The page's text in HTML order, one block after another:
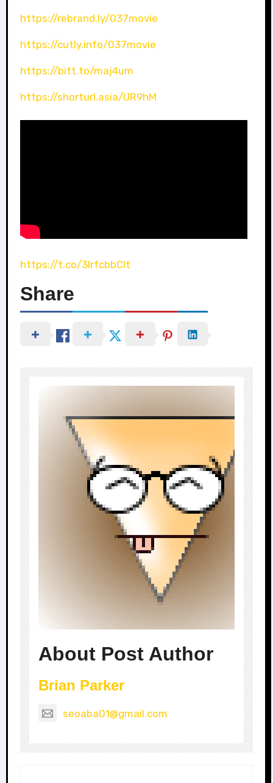
https://rebrand.ly/037movie
https://cutly.info/037movie
https://bitt.to/maj4um
https://shorturl.asia/UR9hM
https://t.co/3IrfcbbClt
Share
About Post Author
Brian Parker
seoaba01@gmail.com